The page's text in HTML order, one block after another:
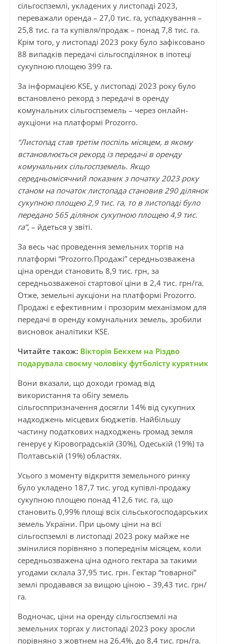
сільгоспземлі, укладених у листопаді 2023,
переважали оренда – 27,0 тис. га, успадкування –
25,8 тис. га та купівля/продаж – понад 7,8 тис. га.
Крім того, у листопаді 2023 року було зафіксовано
88 випадків передачі сільгоспділянок в іпотеці
сукупною площею 399 га.
За інформацією KSE, у листопаді 2023 року було
встановлено рекорд з передачі в оренду
комунальних сільгоспземель – через онлайн-
аукціони на платформі Prozorro.
“Листопад став третім поспіль місяцем, в якому
встановлюється рекорд із передачі в оренду
комунальних сільгоспземель. Якщо
середньомісячний показник з початку 2023 року
станом на початок листопада становив 290 ділянок
сукупною площею 2,9 тис. га, то в листопаді було
передано 565 ділянок сукупною площею 4,9 тис.
га”, – йдеться у звіті.
За весь час проведення земельних торгів на
платформі “Prozorro.Продажі” середньозважена
ціна оренди становить 8,9 тис. грн, за
середньозваженої стартової ціни в 2,4 тис. грн/га.
Отже, земельні аукціони на платформі Prozorro.
Продажі є ефективним і прозорим механізмом для
передачі в оренду комунальних земель, зробили
висновок аналітики KSE.
Читайте також: Вікторія Бекхем на Різдво
подарувала своєму чоловіку футболісту курятник
Вони вказали, що доходи громад від
використання та обігу земель
сільгосппризначення досягли 14% від сукупних
надходжень місцевих бюджетів. Найбільшу
частину податкових надходжень громад земля
генерує у Кіровоградській (30%), Одеській (19%) та
Полтавській (19%) областях.
Усього з моменту відкриття земельного ринку
було укладено 187,7 тис. угод купівлі-продажу
сукупною площею понад 412,6 тис. га, що
становить 0,99% площі всіх сільськогосподарських
земель України. При цьому ціни на всі
сільгоспземлі в листопаді 2023 року майже не
змінилися порівняно з попереднім місяцем, коли
середньозважена ціна одного гектара за такими
угодами склала 37,95 тис. грн. Гектар “товарної”
землі продавався за вищою ціною – 39,43 тис. грн/
га.
Водночас, ціни на оренду сільгоспземлі на
земельних торгах у листопаді 2023 року зросли
порівняно з жовтнем на 26,4%, до 8,4 тис. грн/га.